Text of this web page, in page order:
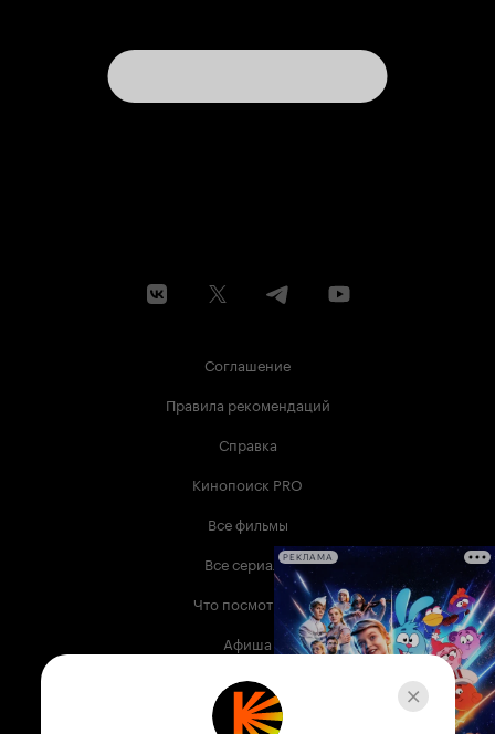
Соглашение
Правила рекомендаций
Справка
Кинопоиск PRO
Все фильмы
Все сериалы
Что посмотреть
Афиша
Музыка
Телепрограмма
РЕКЛАМА